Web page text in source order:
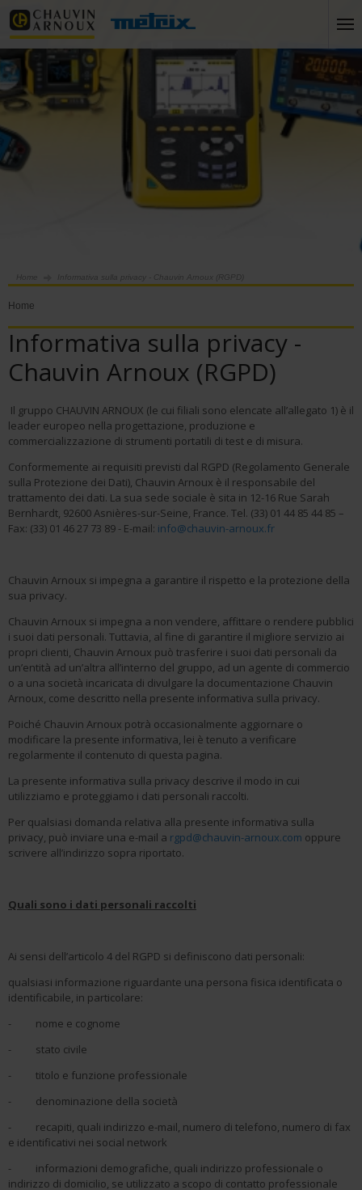
Home Informativa sulla privacy - Chauvin Arnoux (RGPD)
Home
Informativa sulla privacy -
Chauvin Arnoux (RGPD)
Il gruppo CHAUVIN ARNOUX (le cui filiali sono elencate all’allegato 1) è il
leader europeo nella progettazione, produzione e
commercializzazione di strumenti portatili di test e di misura.
Conformemente ai requisiti previsti dal RGPD (Regolamento Generale
sulla Protezione dei Dati), Chauvin Arnoux è il responsabile del
trattamento dei dati. La sua sede sociale è sita in 12-16 Rue Sarah
Bernhardt, 92600 Asnières-sur-Seine, France. Tel. (33) 01 44 85 44 85 –
Fax: (33) 01 46 27 73 89 - E-mail: info@chauvin-arnoux.fr
Chauvin Arnoux si impegna a garantire il rispetto e la protezione della
sua privacy.
Chauvin Arnoux si impegna a non vendere, affittare o rendere pubblici
i suoi dati personali. Tuttavia, al fine di garantire il migliore servizio ai
propri clienti, Chauvin Arnoux può trasferire i suoi dati personali da
un’entità ad un’altra all’interno del gruppo, ad un agente di commercio
o a una società incaricata di divulgare la documentazione Chauvin
Arnoux, come descritto nella presente informativa sulla privacy.
Poiché Chauvin Arnoux potrà occasionalmente aggiornare o
modificare la presente informativa, lei è tenuto a verificare
regolarmente il contenuto di questa pagina.
La presente informativa sulla privacy descrive il modo in cui
utilizziamo e proteggiamo i dati personali raccolti.
Per qualsiasi domanda relativa alla presente informativa sulla
privacy, può inviare una e-mail a rgpd@chauvin-arnoux.com oppure
scrivere all’indirizzo sopra riportato.
Quali sono i dati personali raccolti
Ai sensi dell’articolo 4 del RGPD si definiscono dati personali:
qualsiasi informazione riguardante una persona fisica identificata o
identificabile, in particolare:
- nome e cognome
- stato civile
- titolo e funzione professionale
- denominazione della società
- recapiti, quali indirizzo e-mail, numero di telefono, numero di fax
e identificativi nei social network
- informazioni demografiche, quali indirizzo professionale o
indirizzo di domicilio, se utilizzato a scopo di contatto professionale